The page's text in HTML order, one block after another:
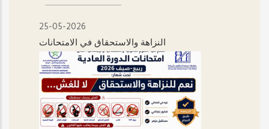
25-05-2026
النزاهة والاستحقاق في الامتحانات